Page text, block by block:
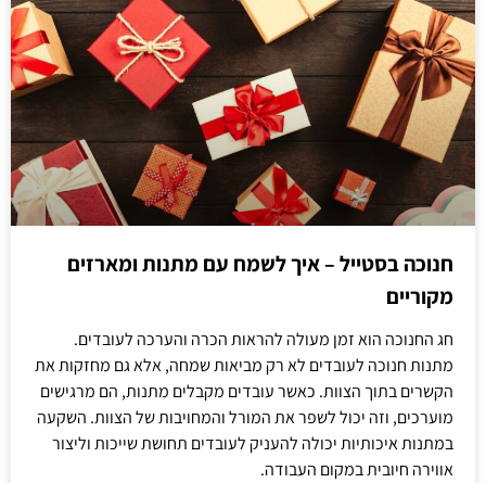
חנוכה בסטייל – איך לשמח עם מתנות ומארזים
מקוריים
חג החנוכה הוא זמן מעולה להראות הכרה והערכה לעובדים.
מתנות חנוכה לעובדים לא רק מביאות שמחה, אלא גם מחזקות את
הקשרים בתוך הצוות. כאשר עובדים מקבלים מתנות, הם מרגישים
מוערכים, וזה יכול לשפר את המורל והמחויבות של הצוות. השקעה
במתנות איכותיות יכולה להעניק לעובדים תחושת שייכות וליצור
אווירה חיובית במקום העבודה.